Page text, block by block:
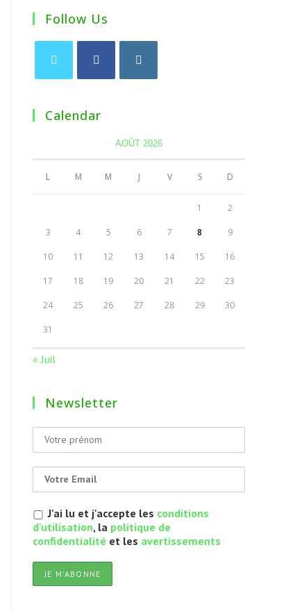
Follow Us
Calendar
AOÛT 2026
L M M J V S D
1 2
3 4 5 6 7 8 9
10 11 12 13 14 15 16
17 18 19 20 21 22 23
24 25 26 27 28 29 30
31
« Juil
Newsletter
J'ai lu et j'accepte les conditions
d'utilisation, la politique de
confidentialité et les avertissements